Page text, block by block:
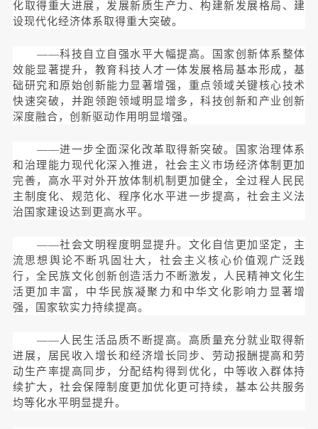
化取得重大进展，发展新质生产力、构建新发展格局、建
设现代化经济体系取得重大突破。
——科技自立自强水平大幅提高。国家创新体系整体
效能显著提升，教育科技人才一体发展格局基本形成，基
础研究和原始创新能力显著增强，重点领域关键核心技术
快速突破，并跑领跑领域明显增多，科技创新和产业创新
深度融合，创新驱动作用明显增强。
——进一步全面深化改革取得新突破。国家治理体系
和治理能力现代化深入推进，社会主义市场经济体制更加
完善，高水平对外开放体制机制更加健全，全过程人民民
主制度化、规范化、程序化水平进一步提高，社会主义法
治国家建设达到更高水平。
——社会文明程度明显提升。文化自信更加坚定，主
流思想舆论不断巩固壮大，社会主义核心价值观广泛践
行，全民族文化创新创造活力不断激发，人民精神文化生
活更加丰富，中华民族凝聚力和中华文化影响力显著增
强，国家软实力持续提高。
——人民生活品质不断提高。高质量充分就业取得新
进展，居民收入增长和经济增长同步、劳动报酬提高和劳
动生产率提高同步，分配结构得到优化，中等收入群体持
续扩大，社会保障制度更加优化更可持续，基本公共服务
均等化水平明显提升。